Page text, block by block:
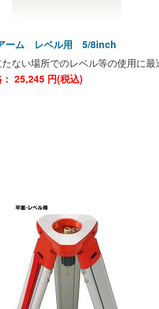
ーム レベル用 5/8inch
ない場所でのレベル等の使用に最
25,245 円(税込)